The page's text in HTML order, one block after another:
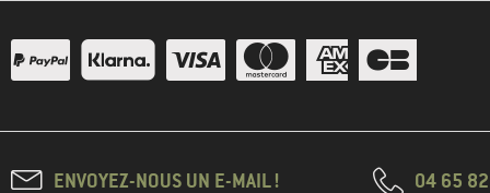
ENVOYEZ-NOUS UN E-MAIL ! 04 65